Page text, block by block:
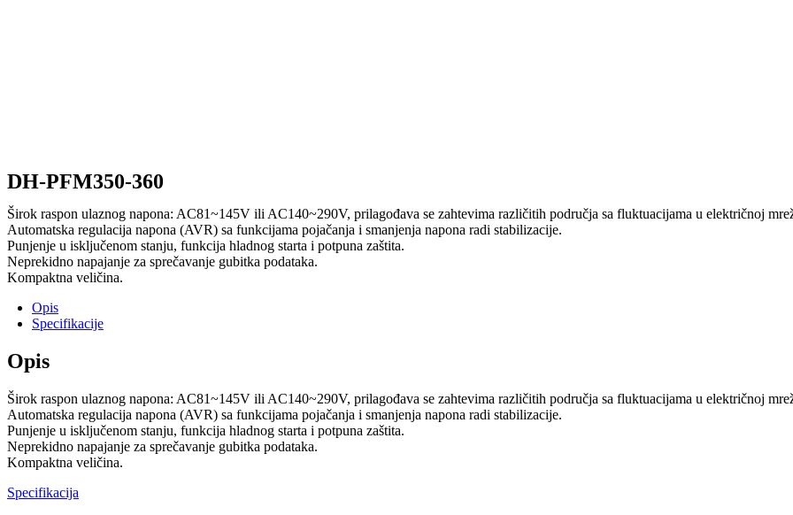
DH-PFM350-360
Širok raspon ulaznog napona: AC81~145V ili AC140~290V, prilagođava se zahtevima različitih područja sa fluktuacijama u električnoj
Automatska regulacija napona (AVR) sa funkcijama pojačanja i smanjenja napona radi stabilizacije.
Punjenje u isključenom stanju, funkcija hladnog starta i potpuna zaštita.
Neprekidno napajanje za sprečavanje gubitka podataka.
Kompaktna veličina.
Opis
Specifikacije
Opis
Širok raspon ulaznog napona: AC81~145V ili AC140~290V, prilagođava se zahtevima različitih područja sa fluktuacijama u električnoj
Automatska regulacija napona (AVR) sa funkcijama pojačanja i smanjenja napona radi stabilizacije.
Punjenje u isključenom stanju, funkcija hladnog starta i potpuna zaštita.
Neprekidno napajanje za sprečavanje gubitka podataka.
Kompaktna veličina.
Specifikacija